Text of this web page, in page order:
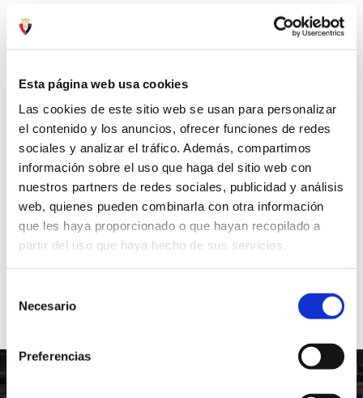
Esta página web usa cookies
Las cookies de este sitio web se usan para personalizar
el contenido y los anuncios, ofrecer funciones de redes
sociales y analizar el tráfico. Además, compartimos
información sobre el uso que haga del sitio web con
nuestros partners de redes sociales, publicidad y análisis
web, quienes pueden combinarla con otra información
que les haya proporcionado o que hayan recopilado a
partir del uso que haya hecho de sus servicios.
Necesario
Preferencias
Programas Deportivos
Método Tajonar para atletas y entrenadores.
Desde Tajonar Experience, Campus y Academias
licenciadas hasta formaciones para
entrenadores, trasladamos nuestra metodología
a través de inmersiones y experiencias
transformadoras en nuestra cultura y forma de
trabajar.
VER MÁS